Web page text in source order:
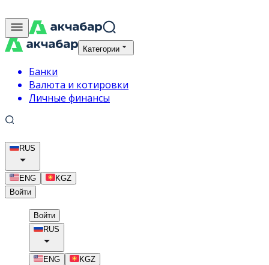
Категории
Банки
Валюта и котировки
Личные финансы
RUS
ENG
KGZ
Войти
Войти
RUS
ENG KGZ